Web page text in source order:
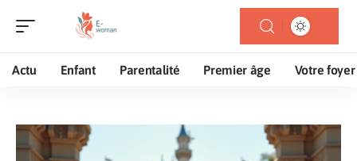
Actu Enfant Parentalité Premier âge Votre foyer